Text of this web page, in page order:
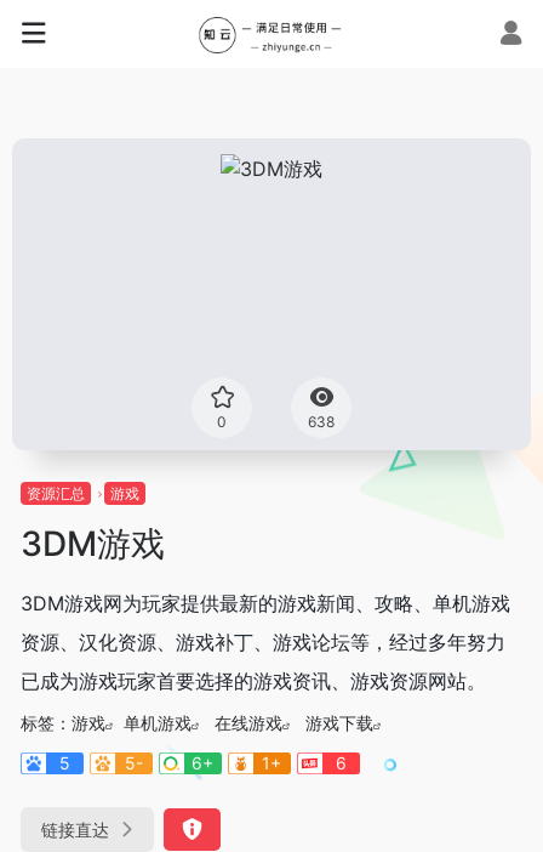
0 638
资源汇总 游戏
3DM游戏
3DM游戏网为玩家提供最新的游戏新闻、攻略、单机游戏
资源、汉化资源、游戏补丁、游戏论坛等，经过多年努力
已成为游戏玩家首要选择的游戏资讯、游戏资源网站。
标签： 游戏 单机游戏 在线游戏
游戏下载
5
5- 6+ 1+ 6
链接直达